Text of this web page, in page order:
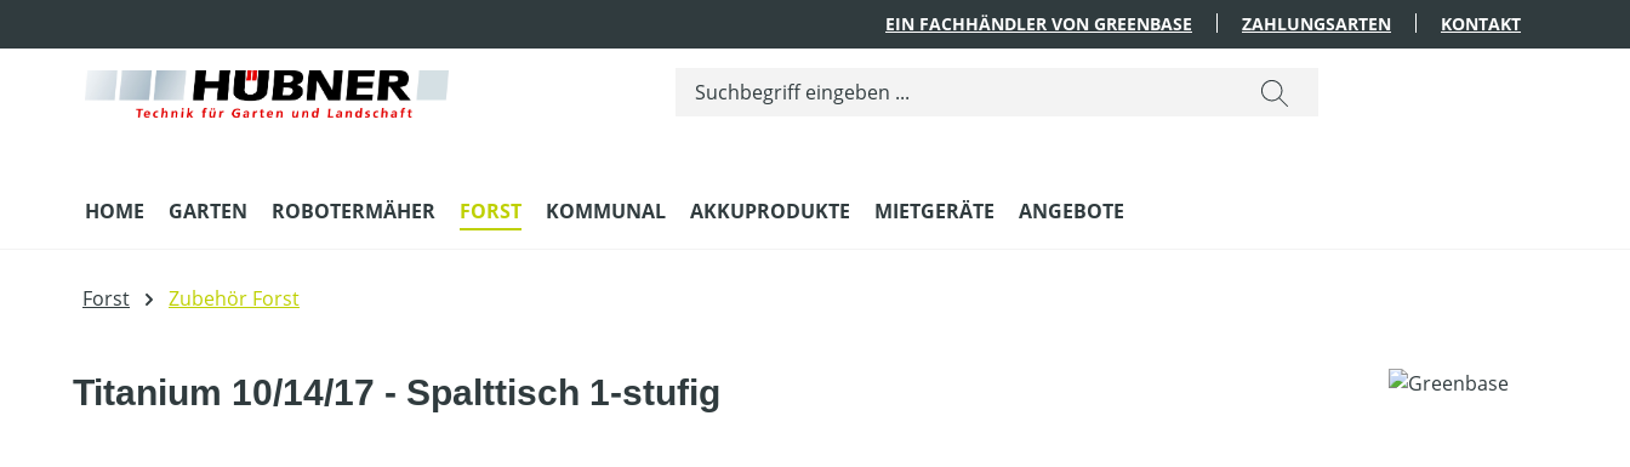
EIN FACHHÄNDLER VON GREENBASE ZAHLUNGSARTEN KONTAKT
HOME GARTEN ROBOTERMÄHER FORST KOMMUNAL AKKUPRODUKTE MIETGERÄTE ANGEBOTE
Forst Zubehör Forst
Titanium 10/14/17 - Spalttisch 1-stufig